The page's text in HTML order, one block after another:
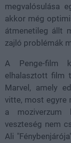
megvalósulása
akkor még
átmenetileg állt
zajló problémák
A Penge-film
elhalasztott film
Marvel, amely
vitte, most egyre
a moziverzum
veszteség nem
Ali